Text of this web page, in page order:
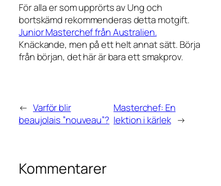
För alla er som upprörts av Ung och
bortskämd rekommenderas detta motgift.
Junior Masterchef från Australien.
Knäckande, men på ett helt annat sätt. Börja
från början, det här är bara ett smakprov.
← Varför blir
beaujolais ”nouveau”?
Masterchef: En
lektion i kärlek →
Kommentarer